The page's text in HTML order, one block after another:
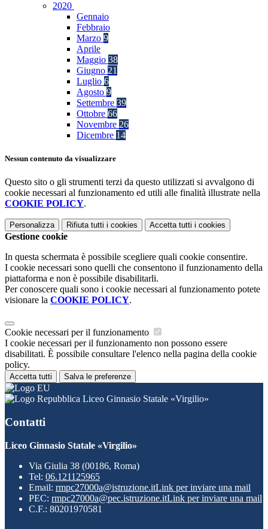
2020
Gennaio
Febbraio
Marzo 9
Aprile
Maggio 38
Giugno 21
Luglio 6
Agosto 9
Settembre 39
Ottobre 66
Novembre 26
Dicembre 14
Nessun contenuto da visualizzare
Questo sito o gli strumenti terzi da questo utilizzati si avvalgono di
cookie necessari al funzionamento ed utili alle finalità illustrate nella
COOKIE POLICY.
Personalizza Rifiuta tutti i cookies Accetta tutti i cookies
Gestione cookie
In questa schermata è possibile scegliere quali cookie consentire.
I cookie necessari sono quelli che consentono il funzionamento della
piattaforma e non è possibile disabilitarli.
Per conoscere quali sono i cookie necessari al funzionamento potete
visionare la COOKIE POLICY.
Cookie necessari per il funzionamento
I cookie necessari per il funzionamento non possono essere
disabilitati. È possibile consultare l'elenco nella pagina della cookie
policy.
Accetta tutti Salva le preferenze
Liceo Ginnasio Statale «Virgilio»
Contatti
Liceo Ginnasio Statale «Virgilio»
Via Giulia 38 (00186, Roma)
Tel: 06.121125965
Email: rmpc27000a@istruzione.itLink per inviare una mail
PEC: rmpc27000a@pec.istruzione.itLink per inviare una mail
C.F.: 80201970581